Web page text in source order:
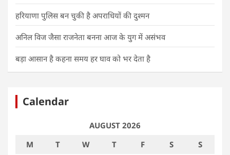
हरियाणा पुलिस बन चुकी है अपराधियों की दुश्मन
अनिल विज जैसा राजनेता बनना आज के युग में असंभव
बड़ा आसान है कहना समय हर घाव को भर देता है
Calendar
AUGUST 2026
M
T W T F S
S